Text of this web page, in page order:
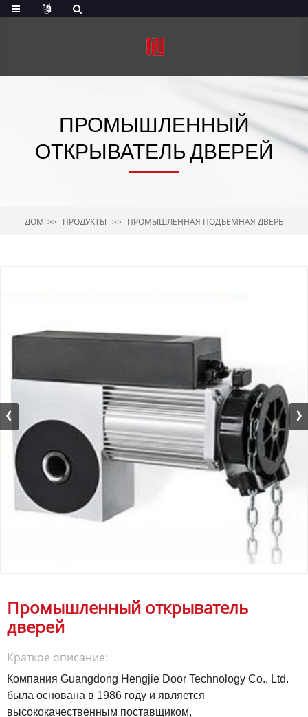
ПРОМЫШЛЕННЫЙ
ОТКРЫВАТЕЛЬ ДВЕРЕЙ
ДОМ ПРОДУКТЫ ПРОМЫШЛЕННАЯ ПОДЪЕМНАЯ ДВЕРЬ
Промышленный открыватель
дверей
Краткое описание:
Компания Guangdong Hengjie Door Technology Co., Ltd.
была основана в 1986 году и является
высококачественным поставщиком,